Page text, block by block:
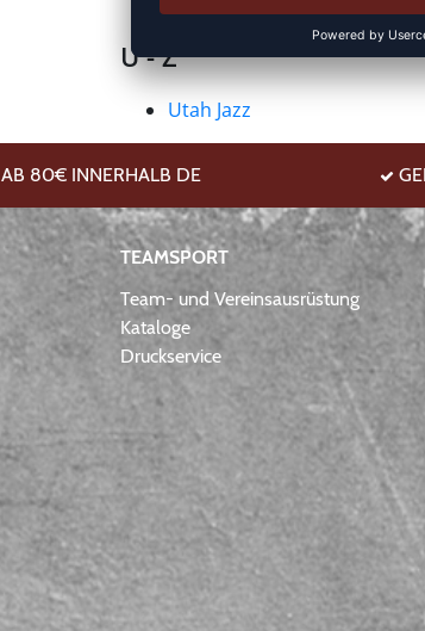
U - Z
Utah Jazz
AB 80€ INNERHALB DE
TEAMSPORT
Team- und Vereinsausrüstung
Kataloge
Druckservice